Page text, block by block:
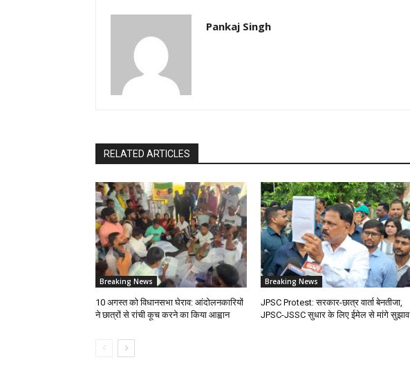
Pankaj Singh
RELATED ARTICLES
Breaking News
10 अगस्त को विधानसभा घेराव: आंदोलनकारियों
ने छात्रों से रांची कूच करने का किया आह्वान
Breaking News
JPSC Protest: सरकार-छात्र वार्ता बेनतीजा,
JPSC-JSSC सुधार के लिए ईमेल से मांगे सुझाव